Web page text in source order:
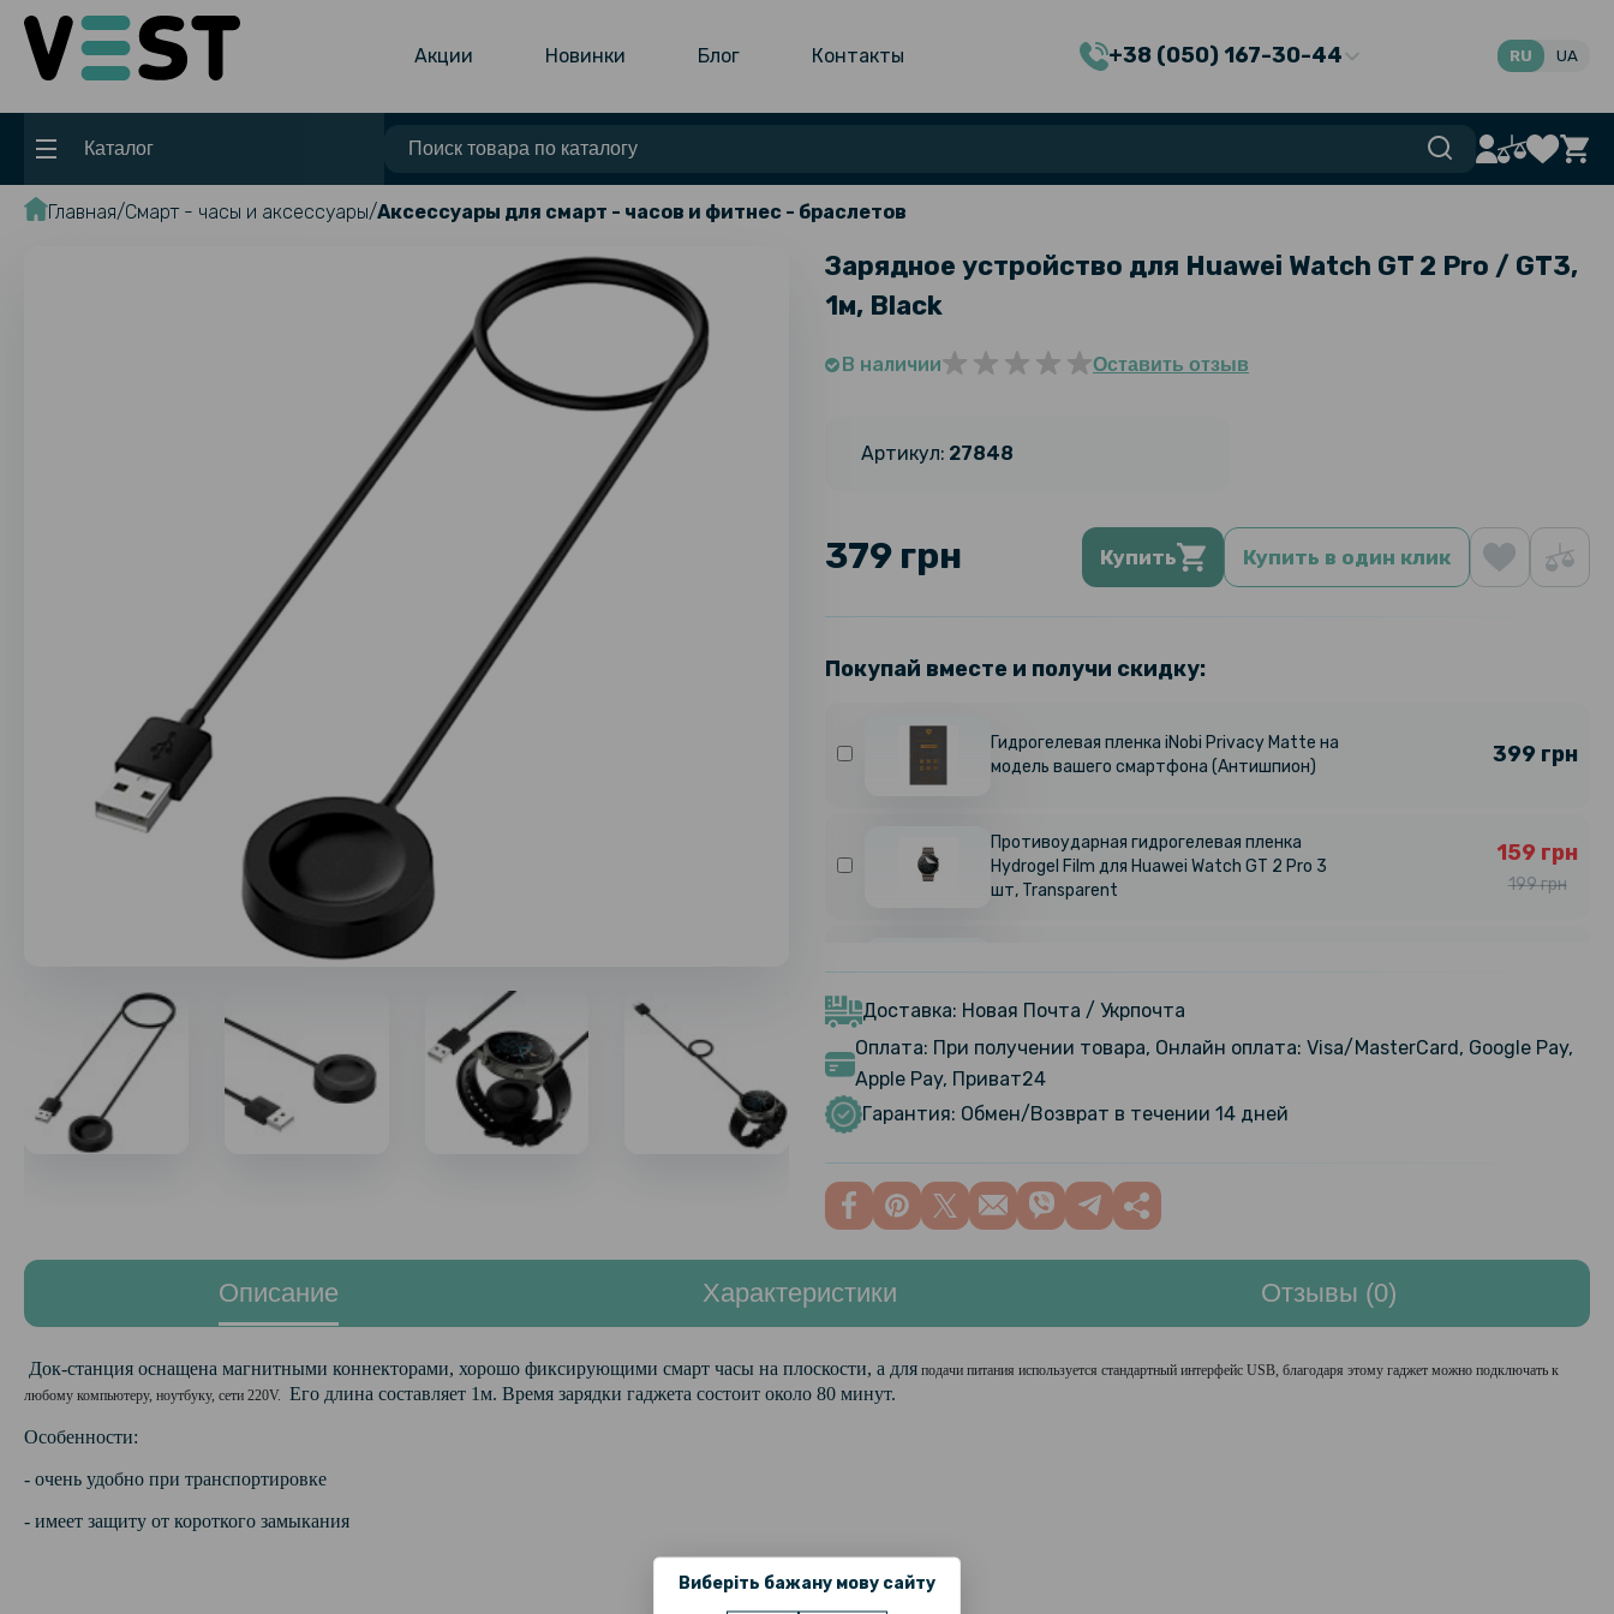
Акции Новинки Блог Контакты +38 (050) 167-30-44
Виберіть бажану мову сайту
RU UA
Каталог
Главная Смарт - часы и аксессуары Аксессуары для смарт - часов и фитнес - браслетов
Зарядное устройство для Huawei Watch GT 2 Pro / GT3,
1м, Black
В наличии Оставить отзыв
Артикул: 27848
379 грн Купить Купить в один клик
Покупай вместе и получи скидку:
Гидрогелевая пленка iNobi Privacy Matte на
модель вашего смартфона (Антишпион)
399 грн
Противоударная гидрогелевая пленка
Hydrogel Film для Huawei Watch GT 2 Pro 3
шт, Transparent
159 грн
199 грн
Hydrogel Film для Huawei Watch GT3 42мм 3
шт, Transparent
Hydrogel Film для Huawei Watch GT3 46мм 3
шт, Transparent
Противоударная гидрогелевая пленка
Hydrogel Film для Huawei Watch GT3 Pro
43мм 3 шт, Transparent
Противоударная гидрогелевая пленка
199 грн
Доставка: Новая Почта / Укрпочта
Оплата: При получении товара, Онлайн оплата: Visa/MasterCard, Google Pay,
Apple Pay, Приват24
Гарантия: Обмен/Возврат в течении 14 дней
Описание Характеристики Отзывы (0)
Док-станция оснащена магнитными коннекторами, хорошо фиксирующими смарт часы на плоскости, а для подачи питания используется стандартный интерфейс USB, благодаря этому гаджет можно подключать к
любому компьютеру, ноутбуку, сети 220V. Его длина составляет 1м. Время зарядки гаджета состоит около 80 минут.
Особенности:
- очень удобно при транспортировке
- имеет защиту от короткого замыкания